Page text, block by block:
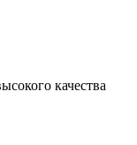
качества